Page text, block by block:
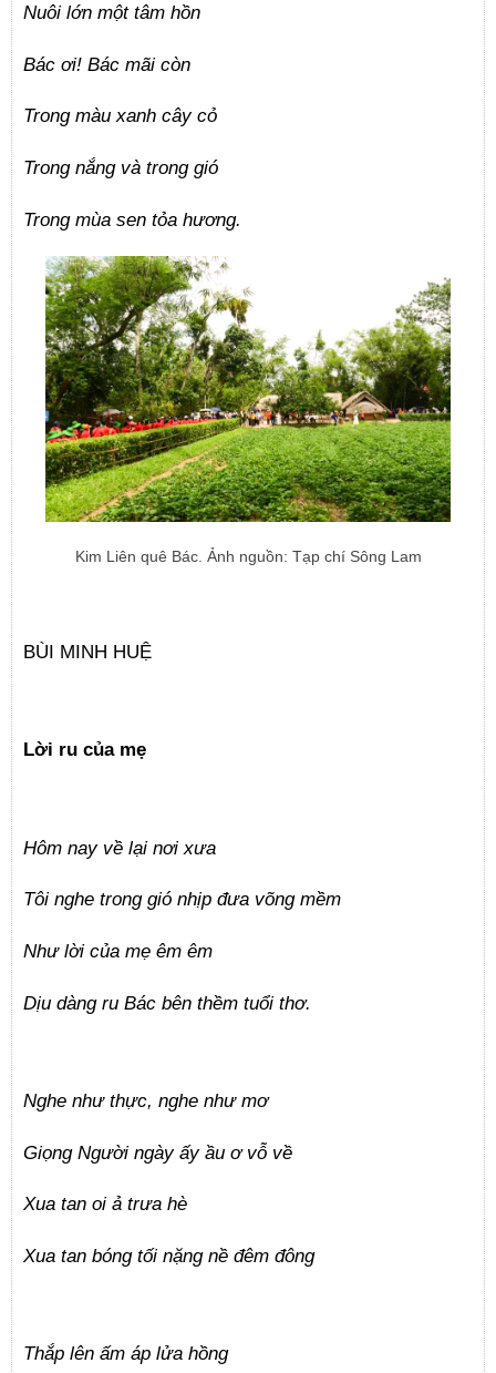
Nuôi lớn một tâm hồn
Bác ơi! Bác mãi còn
Trong màu xanh cây cỏ
Trong nắng và trong gió
Trong mùa sen tỏa hương.
Kim Liên quê Bác. Ảnh nguồn: Tạp chí Sông Lam
BÙI MINH HUỆ
Lời ru của mẹ
Hôm nay về lại nơi xưa
Tôi nghe trong gió nhịp đưa võng mềm
Như lời của mẹ êm êm
Dịu dàng ru Bác bên thềm tuổi thơ.
Nghe như thực, nghe như mơ
Giọng Người ngày ấy ầu ơ vỗ về
Xua tan oi ả trưa hè
Xua tan bóng tối nặng nề đêm đông
Thắp lên ấm áp lửa hồng